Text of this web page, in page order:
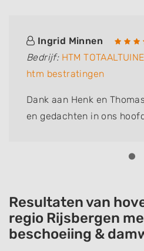
Ingrid Minnen
Bedrijf: HTM
htm bestratingen
Dank aan Henk en
en gedachten in ons
probleem. Door het
wat meer tegenslagen
geduurd dan gepland,
Resultaten van
regio Rijsbergen
beschoeiing &